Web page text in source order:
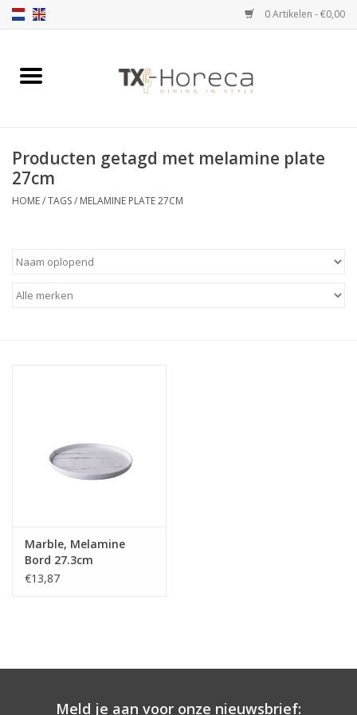
0 Artikelen - €0,00
Home
Catalogi
Merken
Contact
Producten getagd met melamine plate
27cm
HOME/TAGS/ MELAMINE PLATE 27CM
Marble, Melamine
Bord 27.3cm
€13,87
Meld je aan voor onze nieuwsbrief: